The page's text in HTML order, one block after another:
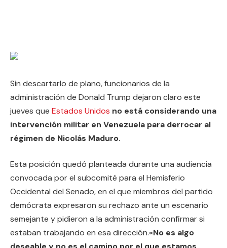
Sin descartarlo de plano, funcionarios de la
administración de Donald Trump dejaron claro este
jueves que Estados Unidos no está considerando una
intervención militar en Venezuela para derrocar al
régimen de Nicolás Maduro.
Esta posición quedó planteada durante una audiencia
convocada por el subcomité para el Hemisferio
Occidental del Senado, en el que miembros del partido
demócrata expresaron su rechazo ante un escenario
semejante y pidieron a la administración confirmar si
estaban trabajando en esa dirección.«No es algo